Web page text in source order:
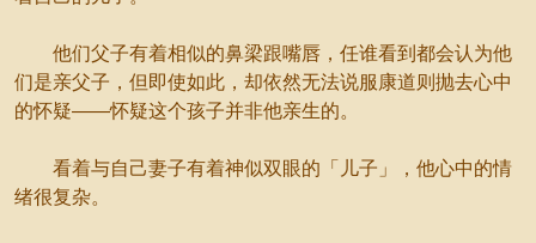
他们父子有着相似的鼻梁跟嘴唇，任谁看到都会认为他
们是亲父子，但即使如此，却依然无法说服康道则抛去心中
的怀疑——怀疑这个孩子并非他亲生的。
看着与自己妻子有着神似双眼的「儿子」，他心中的情
绪很复杂。